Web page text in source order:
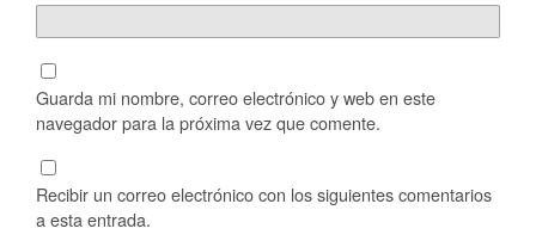
Guarda mi nombre, correo electrónico y web en este
navegador para la próxima vez que comente.
Recibir un correo electrónico con los siguientes comentarios
a esta entrada.